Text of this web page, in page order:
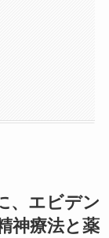
、エビデン
神療法と薬